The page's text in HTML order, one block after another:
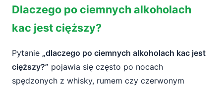
cięższy?
Czym są kongenery i dlaczego pogarszają
Rodzaje kongenerów i ich wpływ na
organizm
Dlaczego po ciemnych alkoholach
kac jest cięższy?
Pytanie „dlaczego po ciemnych alkoholach kac jest
cięższy?” pojawia się często po nocach
spędzonych z whisky, rumem czy czerwonym